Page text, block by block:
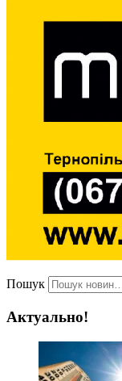
Пошук
Актуально!